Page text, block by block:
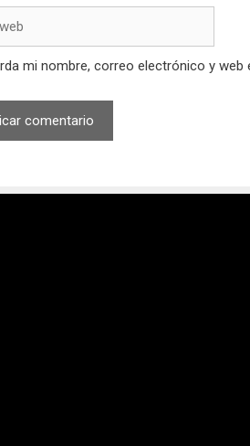
mi nombre, correo electrónico y